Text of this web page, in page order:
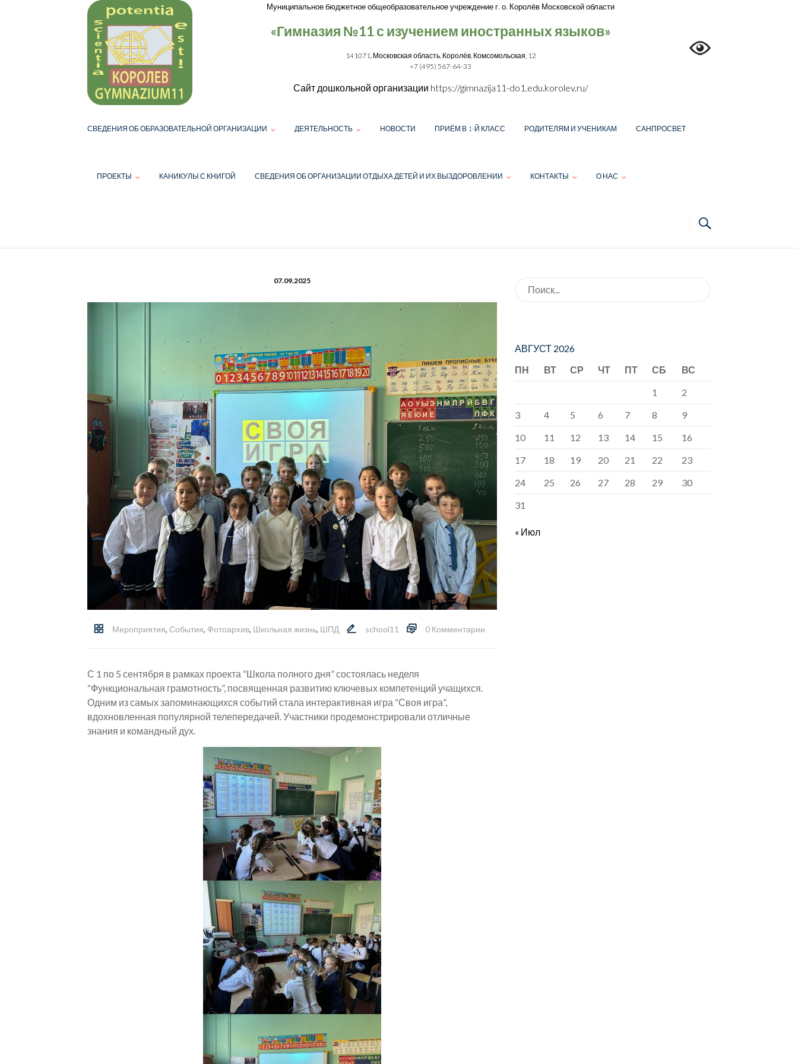
Муниципальное бюджетное общеобразовательное учреждение г. о. Королёв Московской области
«Гимназия №11 с изучением иностранных языков»
141071, Московская область, Королёв, Комсомольская, 12
+7 (495) 567-64-33
Сайт дошкольной организации https://gimnazija11-do1.edu.korolev.ru/
СВЕДЕНИЯ ОБ ОБРАЗОВАТЕЛЬНОЙ ОРГАНИЗАЦИИ ДЕЯТЕЛЬНОСТЬ НОВОСТИ ПРИЁМ В 1-Й КЛАСС РОДИТЕЛЯМ И УЧЕНИКАМ САНПРОСВЕТ
ПРОЕКТЫ КАНИКУЛЫ С КНИГОЙ СВЕДЕНИЯ ОБ ОРГАНИЗАЦИИ ОТДЫХА ДЕТЕЙ И ИХ ВЫЗДОРОВЛЕНИИ КОНТАКТЫ О НАС
07.09.2025
Мероприятия, События, Фотоархив, Школьная жизнь, ШПД school11 0 Комментарии
С 1 по 5 сентября в рамках проекта “Школа полного дня” состоялась неделя
“Функциональная грамотность”, посвященная развитию ключевых компетенций учащихся.
Одним из самых запоминающихся событий стала интерактивная игра “Своя игра”,
вдохновленная популярной телепередачей. Участники продемонстрировали отличные
знания и командный дух.
Искать:
АВГУСТ 2026
ПН
ВТ СР ЧТ ПТ СБ
ВС
1
2
3
4 5 6 7 8
9
10
11 12 13 14 15
16
17
18 19 20 21 22
23
24
25 26 27 28 29
30
31
« Июл